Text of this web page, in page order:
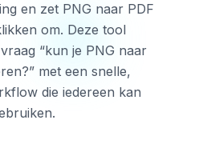
en zet PNG naar PDF
om. Deze tool
“kun je PNG naar
met een snelle,
die iedereen kan